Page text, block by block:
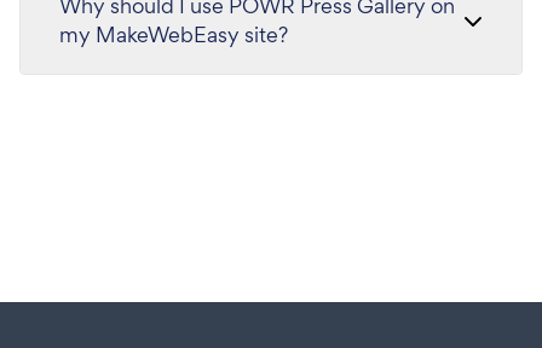
my MakeWebEasy site?